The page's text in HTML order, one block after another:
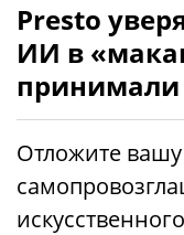
Presto
ИИ в
Отложите